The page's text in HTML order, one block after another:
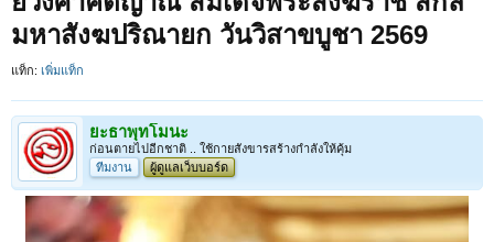
มหาสังฆปริณายก วันวิสาขบูชา 2569
แท็ก: เพิ่มแท็ก
ยะธาพุทโมนะ
ก่อนตายไปอีกชาติ .. ใช้กายสังขารสร้างกำลังให้คุ้ม
ทีมงาน
ผู้ดูแลเว็บบอร์ด